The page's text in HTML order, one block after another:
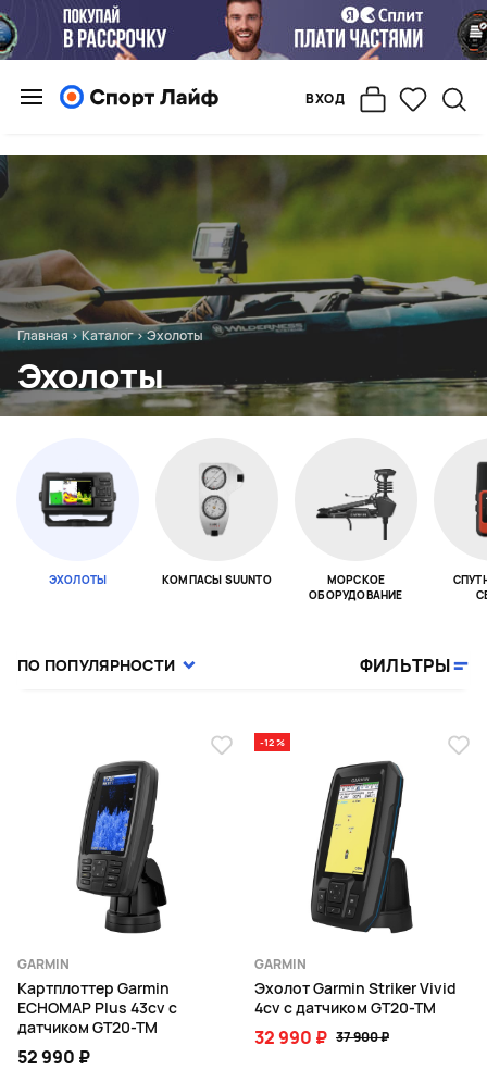
ВХОД
Главная>Каталог>Эхолоты
Эхолоты
ЭХОЛОТЫ КОМПАСЫ SUUNTO
МОРСКОЕ
ОБОРУДОВАНИЕ
ПО ПОПУЛЯРНОСТИ ФИЛЬТРЫ
GARMIN
Картплоттер Garmin
ECHOMAP Plus 43cv с
датчиком GT20-TM
52 990 ₽
-12 %
GARMIN
Эхолот Garmin Striker Vivid
4cv c датчиком GT20-TM
32 990 ₽ 37 900 ₽